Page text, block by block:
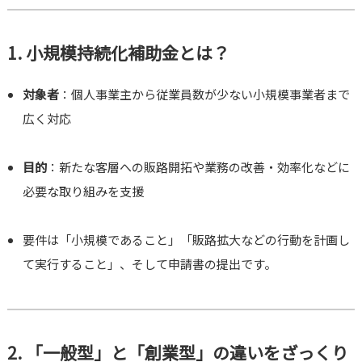
1. 小規模持続化補助金とは？
対象者 ：個人事業主から従業員数が少ない小規模事業者まで
広く対応
目的 ：新たな客層への販路開拓や業務の改善・効率化などに
必要な取り組みを支援
要件は「小規模であること」「販路拡大などの行動を計画し
て実行すること」、そして申請書の提出です。
2. 「一般型」と「創業型」の違いをざっくり